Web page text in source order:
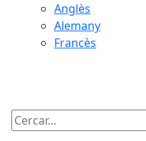
Anglès
Alemany
Francès
Cercar: